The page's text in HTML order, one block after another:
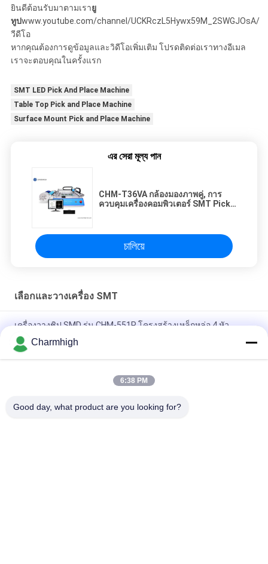
ยินดีต้อนรับมาตามเรายู
ทูปwww.youtube.com/channel/UCKRczL5Hywx59M_2SWGJOsA/
วีดีโอ
หากคุณต้องการดูข้อมูลและวิดีโอเพิ่มเติม โปรดติดต่อเราทางอีเมล
เราจะตอบคุณในครั้งแรก
SMT LED Pick And Place Machine
Table Top Pick and Place Machine
Surface Mount Pick and Place Machine
এর সেরা মূল্য পান
CHM-T36VA กล้องมองภาพคู่, การ
ควบคุมเครื่องคอมพิวเตอร์ SMT Pick
চালিয়ে
เลือกและวางเครื่อง SMT
เครื่องวางชิป SMD รุ่น CHM-551P โครงสร้างเหล็กหล่อ 4 หัว
การออกแบบที่แคบ โมดูล TC06 ความแม่นยำสูง เครื่อง SMT Pick
Charmhigh
6:38 PM
Good day, what product are you looking for?